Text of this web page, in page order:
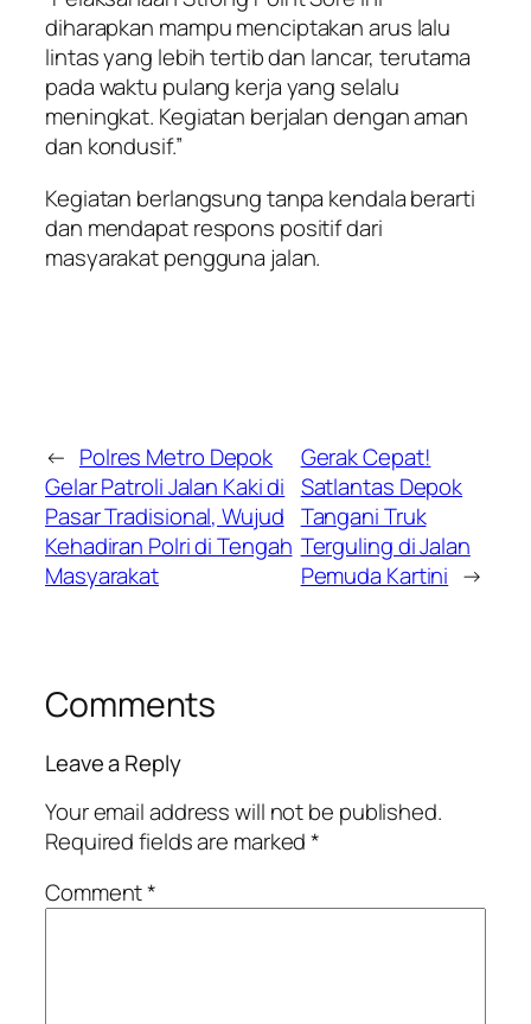
diharapkan mampu menciptakan arus lalu
lintas yang lebih tertib dan lancar, terutama
pada waktu pulang kerja yang selalu
meningkat. Kegiatan berjalan dengan aman
dan kondusif.”
Kegiatan berlangsung tanpa kendala berarti
dan mendapat respons positif dari
masyarakat pengguna jalan.
← Polres Metro Depok
Gelar Patroli Jalan Kaki di
Pasar Tradisional, Wujud
Kehadiran Polri di Tengah
Masyarakat
Gerak Cepat!
Satlantas Depok
Tangani Truk
Terguling di Jalan
Pemuda Kartini →
Comments
Leave a Reply
Your email address will not be published.
Required fields are marked*
Comment*